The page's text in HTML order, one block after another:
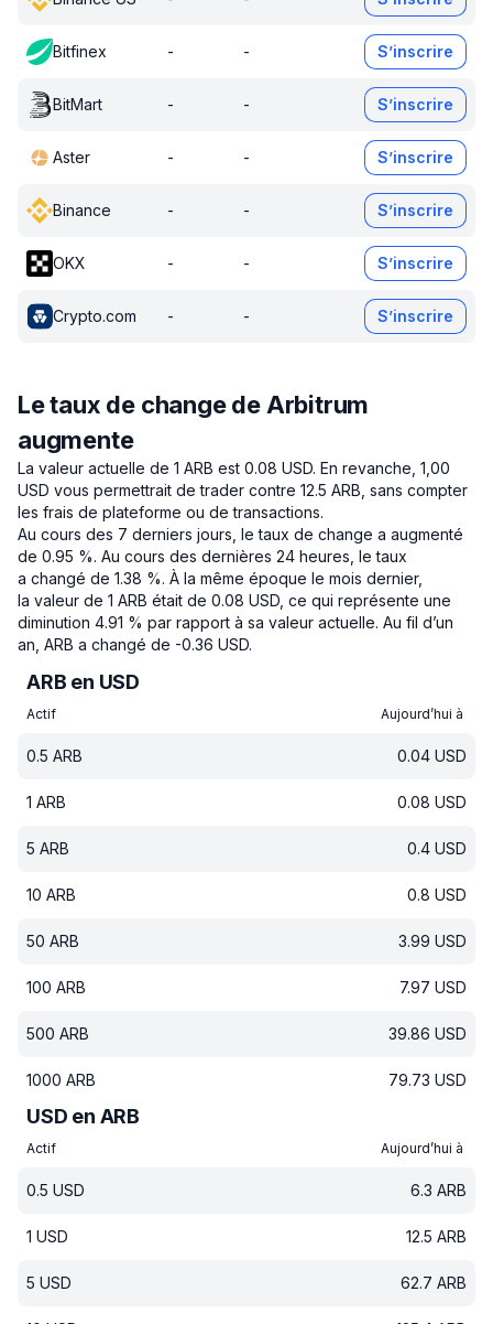
Bitfinex - - S’inscrire
BitMart - - S’inscrire
Aster - - S’inscrire
Binance - - S’inscrire
OKX - - S’inscrire
Crypto.com - - S’inscrire
Le taux de change de Arbitrum
augmente
La valeur actuelle de 1 ARB est 0.08 USD. En revanche, 1,00
USD vous permettrait de trader contre 12.5 ARB, sans compter
les frais de plateforme ou de transactions.
Au cours des 7 derniers jours, le taux de change a augmenté
de 0.95 %. Au cours des dernières 24 heures, le taux
a changé de 1.38 %. À la même époque le mois dernier,
la valeur de 1 ARB était de 0.08 USD, ce qui représente une
diminution 4.91 % par rapport à sa valeur actuelle. Au fil d’un
an, ARB a changé de -0.36 USD.
ARB en USD
Actif Aujourd’hui à
0.5 ARB 0.04 USD
1 ARB 0.08 USD
5 ARB 0.4 USD
10 ARB 0.8 USD
50 ARB 3.99 USD
100 ARB 7.97 USD
500 ARB 39.86 USD
1000 ARB 79.73 USD
USD en ARB
Actif Aujourd’hui à
0.5 USD 6.3 ARB
1 USD 12.5 ARB
5 USD 62.7 ARB